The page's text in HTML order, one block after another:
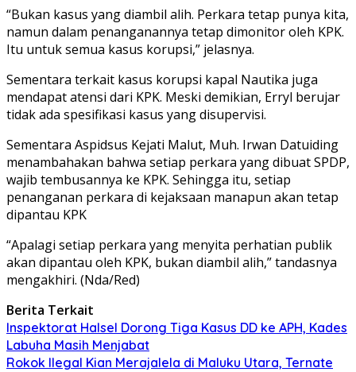
“Bukan kasus yang diambil alih. Perkara tetap punya kita,
namun dalam penanganannya tetap dimonitor oleh KPK.
Itu untuk semua kasus korupsi,” jelasnya.
Sementara terkait kasus korupsi kapal Nautika juga
mendapat atensi dari KPK. Meski demikian, Erryl berujar
tidak ada spesifikasi kasus yang disupervisi.
Sementara Aspidsus Kejati Malut, Muh. Irwan Datuiding
menambahakan bahwa setiap perkara yang dibuat SPDP,
wajib tembusannya ke KPK. Sehingga itu, setiap
penanganan perkara di kejaksaan manapun akan tetap
dipantau KPK
“Apalagi setiap perkara yang menyita perhatian publik
akan dipantau oleh KPK, bukan diambil alih,” tandasnya
mengakhiri. (Nda/Red)
Berita Terkait
Inspektorat Halsel Dorong Tiga Kasus DD ke APH, Kades
Labuha Masih Menjabat
Rokok Ilegal Kian Merajalela di Maluku Utara, Ternate